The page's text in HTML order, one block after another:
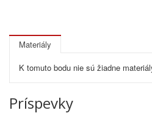
Materiály
K tomuto bodu nie sú žiadne
Príspevky